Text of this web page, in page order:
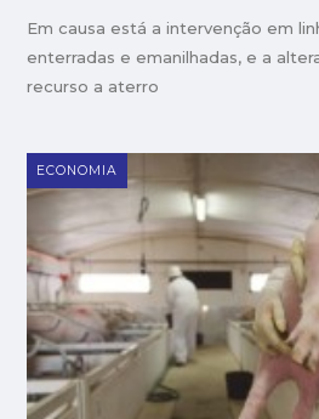
Em causa está a intervenção em
enterradas e emanilhadas, e a
recurso a aterro
ECONOMIA